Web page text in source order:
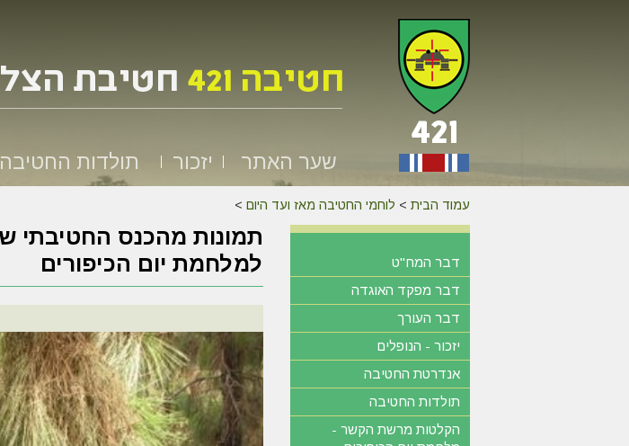
שער האתר יזכור תולדות החטיבה
עמוד הבית > לוחמי החטיבה מאז ועד היום >
למלחמת יום הכיפורים
דבר המח"ט
דבר מפקד האוגדה
דבר העורך
יזכור - הנופלים
אנדרטת החטיבה
תולדות החטיבה
הקלטות מרשת הקשר -